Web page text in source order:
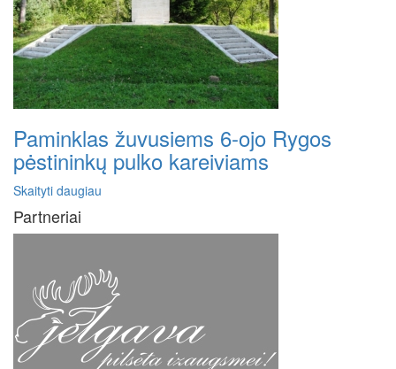
Paminklas žuvusiems 6-ojo Rygos
pėstininkų pulko kareiviams
Skaityti daugiau
Partneriai